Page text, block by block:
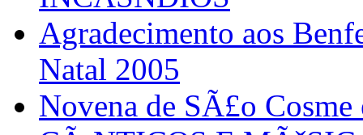
Agradecimento aos
Natal 2005
Novena de SÃ£o